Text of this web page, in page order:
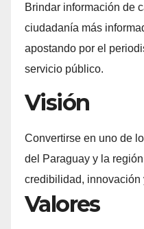
Brindar información de
ciudadanía más
apostando por el
servicio público.
Visión
Convertirse en uno de
del Paraguay y la
credibilidad, innovación
Valores